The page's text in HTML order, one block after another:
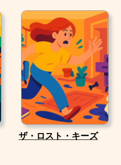
ザ・ロスト・キーズ